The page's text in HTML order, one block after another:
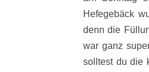
Hefegebäck
denn die
war ganz
solltest du die